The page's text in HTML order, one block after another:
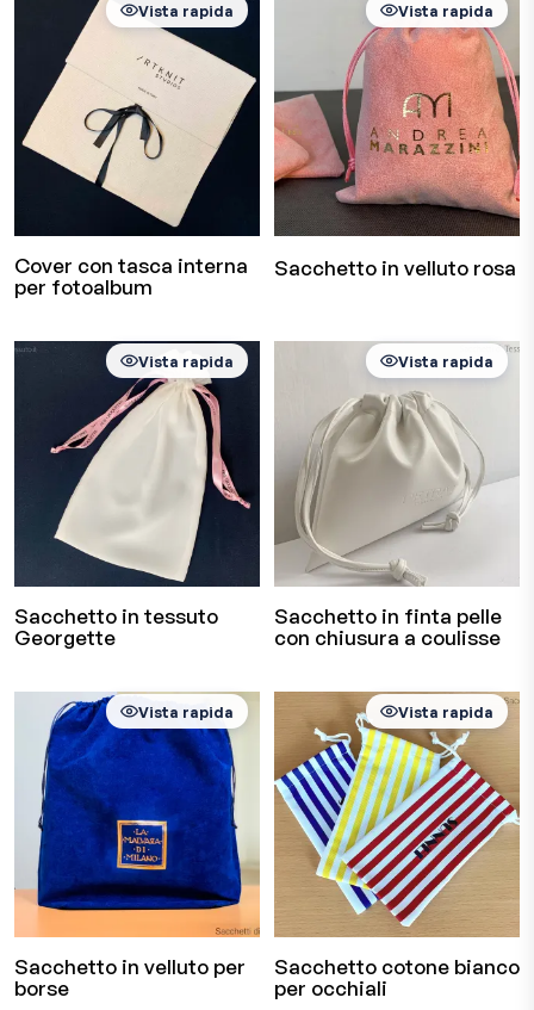
Cover con tasca interna
per fotoalbum
Vista rapida
Sacchetto in velluto rosa
Vista rapida
Sacchetto in tessuto
Georgette
Vista rapida
Sacchetto in finta pelle
con chiusura a coulisse
Vista rapida
Sacchetto in velluto per
borse
Vista rapida
Sacchetto cotone bianco
per occhiali
Vista rapida